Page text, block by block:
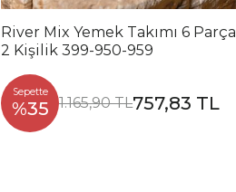
River Mix Yemek Takımı 6 Parça
2 Kişilik 399-950-959
Sepette
%35 1.165,90 TL757,83 TL